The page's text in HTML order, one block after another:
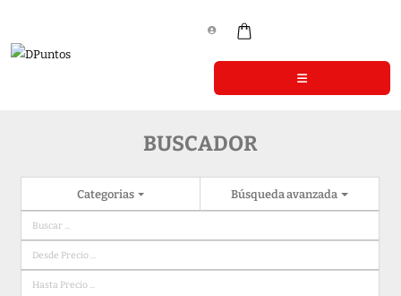
BUSCADOR
Categorias Búsqueda avanzada